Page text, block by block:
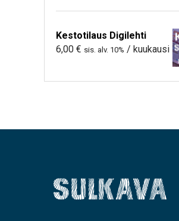
Kestotilaus Digilehti
6,00 € sis. alv. 10% / kuukausi